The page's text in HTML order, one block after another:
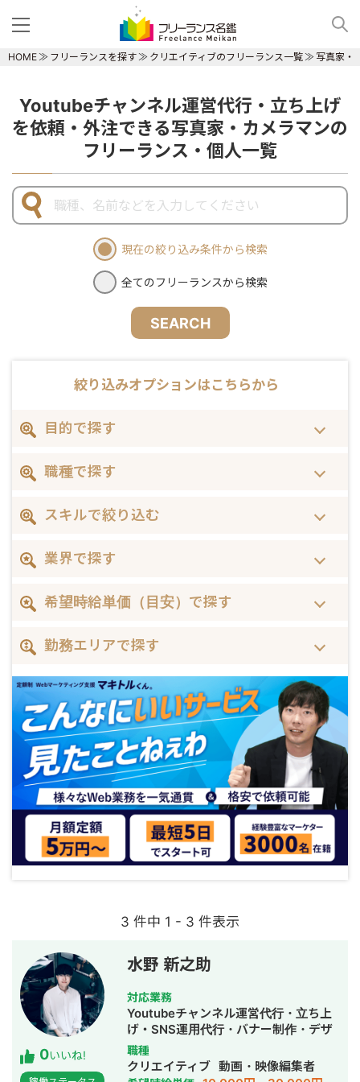
HOME フリーランスを探す クリエイティブのフリーランス一覧 写真家・
Youtubeチャンネル運営代行・立ち上げ
を依頼・外注できる写真家・カメラマンの
フリーランス・個人一覧
現在の絞り込み条件から検索
全てのフリーランスから検索
SEARCH
絞り込みオプションはこちらから
目的で探す
職種で探す
スキルで絞り込む
業界で探す
希望時給単価（目安）で探す
勤務エリアで探す
3 件中 1 - 3 件表示
0いいね!
水野 新之助
対応業務
Youtubeチャンネル運営代行・立ち上
げ・SNS運用代行・バナー制作・デザ
イン・動画制作・動画編集
職種
クリエイティブ 動画・映像編集者